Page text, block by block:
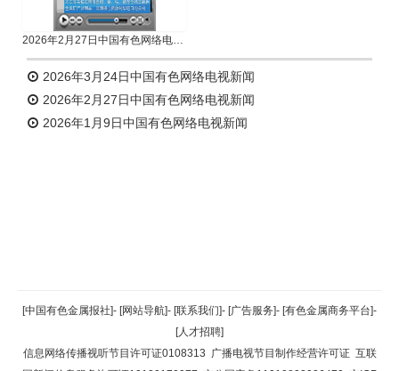
2026年2月27日中国有色网络电视新闻
2026年3月24日中国有色网络电视新闻
2026年2月27日中国有色网络电视新闻
2026年1月9日中国有色网络电视新闻
返回顶部
返回首页
[中国有色金属报社]- [网站导航]- [联系我们]- [广告服务]- [有色金属商务平台]-
[人才招聘]
信息网络传播视听节目许可证0108313 广播电视节目制作经营许可证 互联